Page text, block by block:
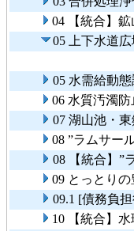
04 【統合】
05 上下水道
05 水需給動
06 水質汚濁
07 湖山池・
08 ”ラムサー
08 【統合】”
09 とっとり
09.1 [債務負
10 【統合】